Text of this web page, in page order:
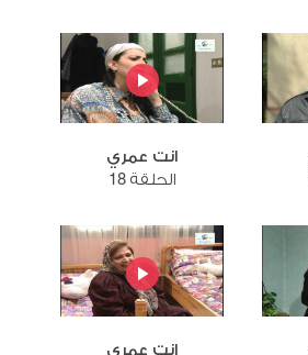
انت عمري
الحلقة 18
انت عمري